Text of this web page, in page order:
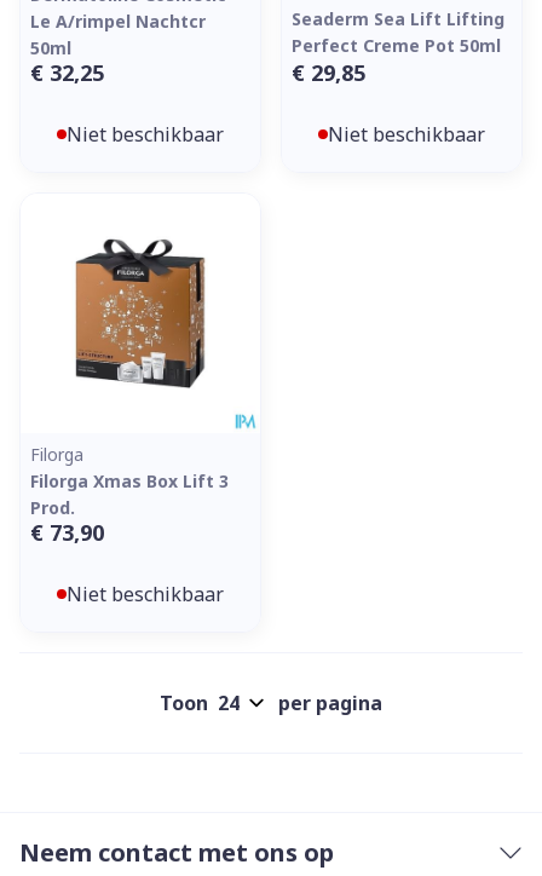
Le A/rimpel Nachtcr
50ml
€ 32,25
Niet beschikbaar
Seaderm Sea Lift Lifting
Perfect Creme Pot 50ml
€ 29,85
Niet beschikbaar
Filorga
Filorga Xmas Box Lift 3
Prod.
€ 73,90
Niet beschikbaar
Toon per pagina
Neem contact met ons op